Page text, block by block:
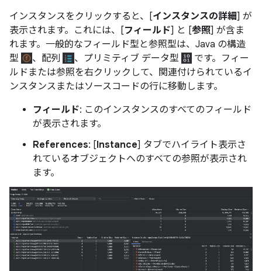
インスタンスをクリックすると、[インスタンスの詳細] が
表示されます。これには、[フィールド] と [参照] が含ま
れます。一般的なフィールド型と参照型は、Java の構造
型
、配列 、プリミティブ データ型
です。フィー
ルドまたは参照を右クリックして、関連付けられているイ
ンスタンスまたはソースコードの行に移動します。
フィールド: このインスタンスのすべてのフィールド
が表示されます。
References: [Instance] タブでハイライト表示さ
れているオブジェクトへのすべての参照が表示され
ます。